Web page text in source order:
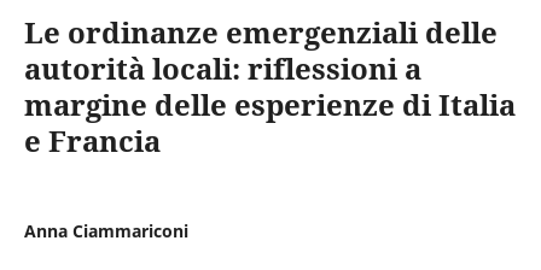
Le ordinanze emergenziali delle
autorità locali: riflessioni a
margine delle esperienze di Italia
e Francia
Anna Ciammariconi